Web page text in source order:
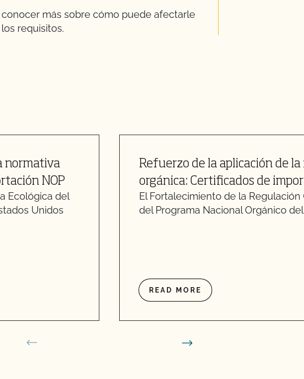
más sobre cómo puede afectarle
requisitos.
normativa
NOP
Ecológica del
Unidos
Refuerzo de la aplicación de
orgánica: Certificados de
El Fortalecimiento de la Regulación
del Programa Nacional Orgánico del
READ MORE